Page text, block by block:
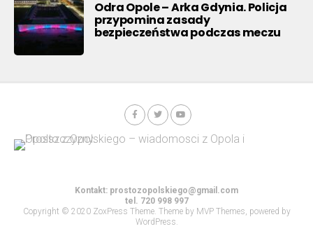
Odra Opole – Arka Gdynia. Policja
przypomina zasady
bezpieczeństwa podczas meczu
Kontakt: prostozopolskiego@gmail.com
tel. 720 998 997
Copyright © 2020 ZoxPress Theme. Theme by MVP Themes, powered by
WordPress.